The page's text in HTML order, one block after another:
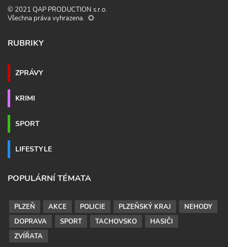
© 2021 QAP PRODUCTION s.r.o.
Všechna práva vyhrazena.
RUBRIKY
ZPRÁVY
KRIMI
SPORT
LIFESTYLE
POPULÁRNÍ TÉMATA
PLZEŇ AKCE POLICIE PLZEŇSKÝ KRAJ
NEHODY
DOPRAVA
SPORT TACHOVSKO
HASIČI
ZVÍŘATA